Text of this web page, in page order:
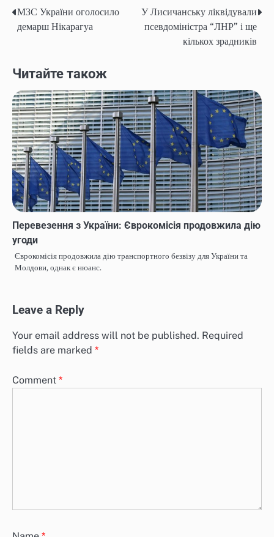
Post
navigation
МЗС України оголосило
демарш Нікарагуа
У Лисичанську ліквідували
псевдоміністра “ЛНР” і ще
кількох зрадників
Читайте також
Перевезення з України: Єврокомісія продовжила дію
угоди
Єврокомісія продовжила дію транспортного безвізу для України та
Молдови, однак є нюанс.
Leave a Reply
Your email address will not be published. Required
fields are marked *
Comment *